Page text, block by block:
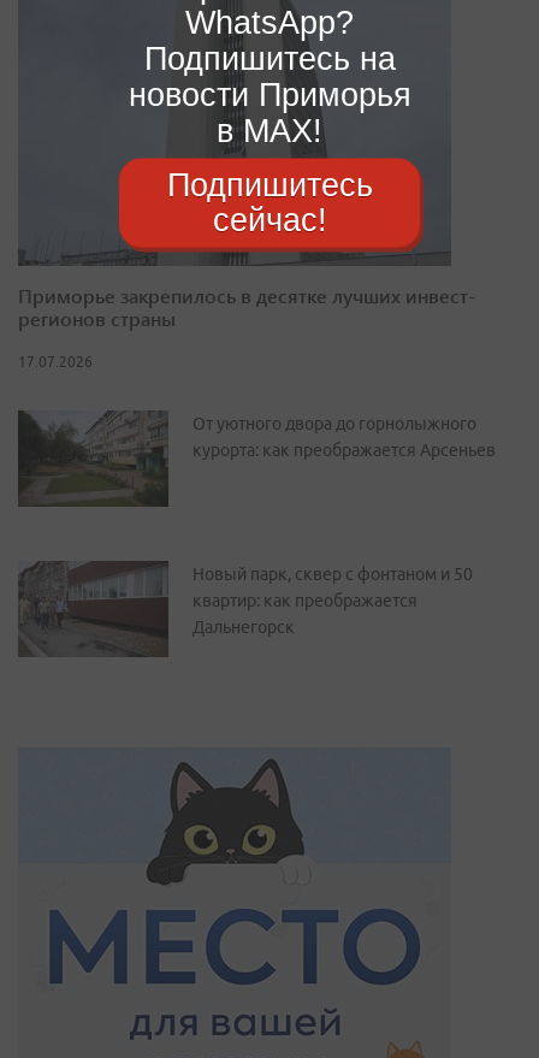
Приморье закрепилось в десятке лучших инвест-
регионов страны
17.07.2026
От уютного двора до горнолыжного
курорта: как преображается Арсеньев
Новый парк, сквер с фонтаном и 50
квартир: как преображается
Дальнегорск
WhatsApp?
Подпишитесь на
новости Приморья
в MAX!
Подпишитесь
сейчас!